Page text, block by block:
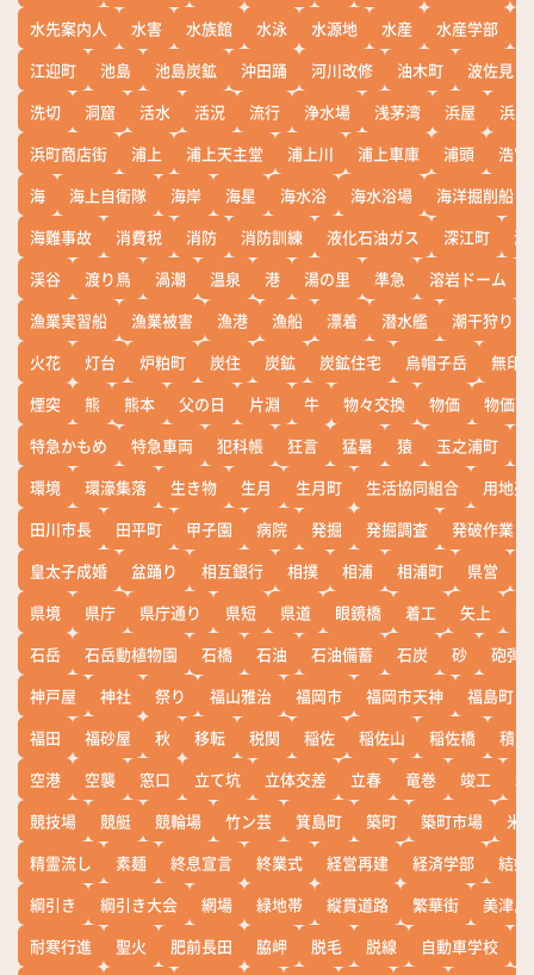
水先案内人
水害 水族館 水泳 水源地 水産 水産学部
江迎町
池島 池島炭鉱 沖田踊 河川改修 油木町
波佐見
洗切
洞窟 活水 活況 流行 浄水場 浅茅湾 浜屋
浜
浜町商店街
浦上 浦上天主堂 浦上川 浦上車庫 浦頭
浩宮
海
海上自衛隊 海岸 海星 海水浴 海水浴場
海洋掘削船
海難事故
消費税 消防 消防訓練 液化石油ガス 深江町
淵
渓谷
渡り鳥 渦潮 温泉 港 湯の里 準急 溶岩ドーム
漁業実習船
漁業被害 漁港 漁船 漂着 潜水艦
潮干狩り
火花
灯台 炉粕町 炭住 炭鉱 炭鉱住宅 烏帽子岳
無印
煙突
熊 熊本 父の日 片淵 牛 物々交換 物価
物価高
特急かもめ
特急車両 犯科帳 狂言 猛暑 猿 玉之浦町
環境
環濠集落 生き物 生月 生月町 生活協同組合
用地売
田川市長
田平町 甲子園 病院 発掘 発掘調査
発破作業
皇太子成婚
盆踊り 相互銀行 相撲 相浦 相浦町 県営
県境
県庁 県庁通り 県短 県道 眼鏡橋 着工 矢上
石岳
石岳動植物園 石橋 石油 石油備蓄 石炭 砂
砲弾
神戸屋
神社 祭り 福山雅治 福岡市 福岡市天神
福島町
福田
福砂屋 秋 移転 税関 稲佐 稲佐山 稲佐橋
積雪
空港
空襲 窓口 立て坑 立体交差 立春 竜巻 竣工
競技場
競艇 競輪場 竹ン芸 箕島町 築町 築町市場
米
精霊流し
素麺 終息宣言 終業式 経営再建 経済学部
結婚
綱引き
綱引き大会 網場 緑地帯 縦貫道路 繁華街
美津島
耐寒行進
聖火 肥前長田 脇岬 脱毛 脱線 自動車学校